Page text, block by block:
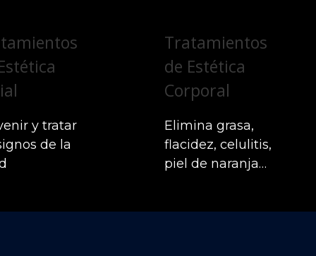
y tratar
de la
Tratamientos
de Estética
Corporal
Elimina grasa,
flacidez, celulitis,
piel de naranja…